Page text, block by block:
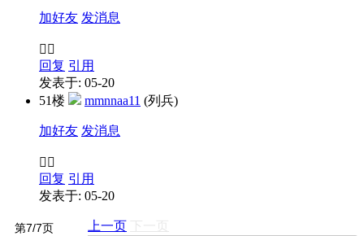
加好友 发消息
👌🏻
回复 引用
发表于: 05-20
51楼
mmnnaa11 (列兵)
加好友 发消息
👌🏻
回复 引用
发表于: 05-20
上一页